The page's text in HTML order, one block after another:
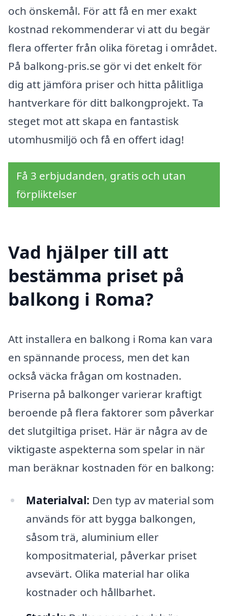
och önskemål. För att få en mer exakt
kostnad rekommenderar vi att du begär
flera offerter från olika företag i området.
På balkong-pris.se gör vi det enkelt för
dig att jämföra priser och hitta pålitliga
hantverkare för ditt balkongprojekt. Ta
steget mot att skapa en fantastisk
utomhusmiljö och få en offert idag!
Få 3 erbjudanden, gratis och utan
förpliktelser
Vad hjälper till att
bestämma priset på
balkong i Roma?
Att installera en balkong i Roma kan vara
en spännande process, men det kan
också väcka frågan om kostnaden.
Priserna på balkonger varierar kraftigt
beroende på flera faktorer som påverkar
det slutgiltiga priset. Här är några av de
viktigaste aspekterna som spelar in när
man beräknar kostnaden för en balkong:
Materialval: Den typ av material som
används för att bygga balkongen,
såsom trä, aluminium eller
kompositmaterial, påverkar priset
avsevärt. Olika material har olika
kostnader och hållbarhet.